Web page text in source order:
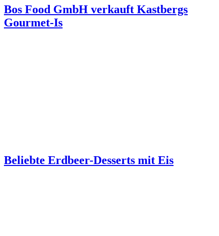
Bos Food GmbH verkauft Kastbergs
Gourmet-Is
Beliebte Erdbeer-Desserts mit Eis